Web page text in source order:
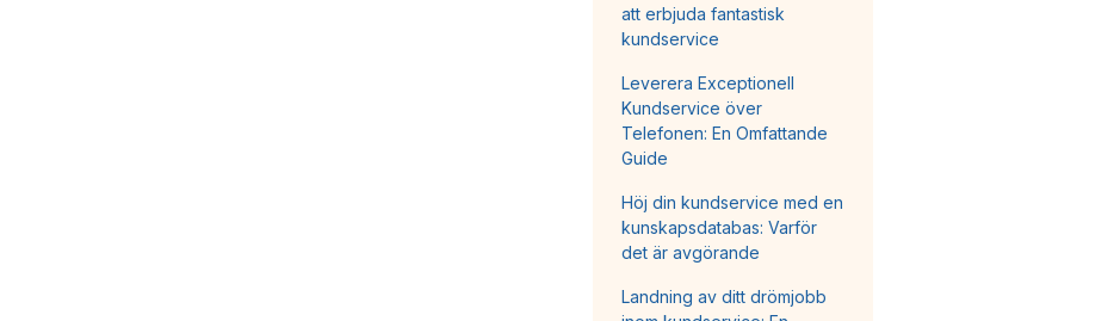
att erbjuda fantastisk
kundservice
Leverera Exceptionell
Kundservice över
Telefonen: En Omfattande
Guide
Höj din kundservice med en
kunskapsdatabas: Varför
det är avgörande
Landning av ditt drömjobb